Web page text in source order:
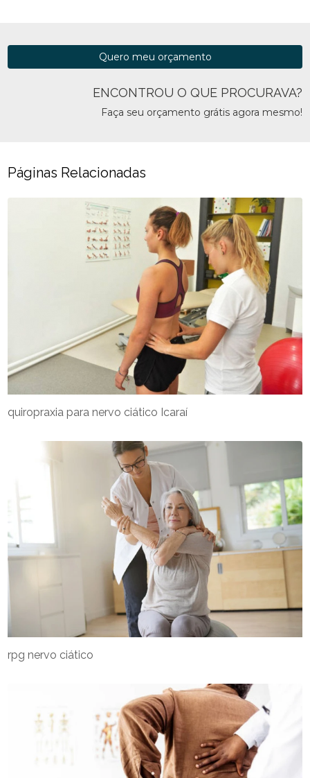
ENCONTROU O QUE PROCURAVA?
Faça seu orçamento grátis agora mesmo!
Quero meu orçamento
Páginas Relacionadas
rpg nervo ciático
quiropraxia para nervo ciático Icaraí